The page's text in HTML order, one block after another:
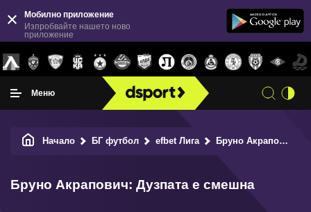
Мобилно приложение
Изпробвайте нашето ново
приложение
Меню
Начало БГ футбол efbet Лига Бруно Акрапович: Дузпата е смешна
Бруно Акрапович: Дузпата е смешна